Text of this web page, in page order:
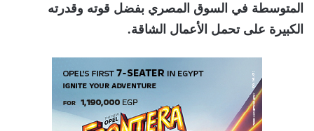
المتوسطة في السوق المصري بفضل قوته وقدرته
الكبيرة على تحمل الأعمال الشاقة.